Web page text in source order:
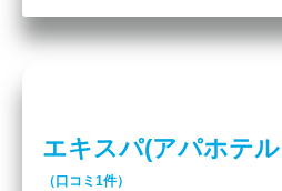
エキスパ(アパホテ
（口コミ1件）